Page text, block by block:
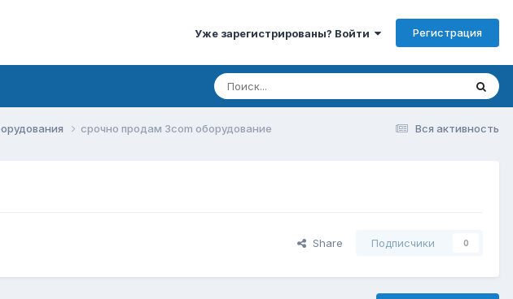
Уже зарегистрированы? Войти Регистрация
Вся активность
срочно продам 3com оборудование
Share Подписчики 0